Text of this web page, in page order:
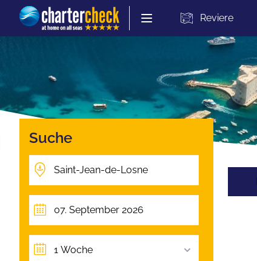
Chartercheck Reviere
Suche
1 Woche